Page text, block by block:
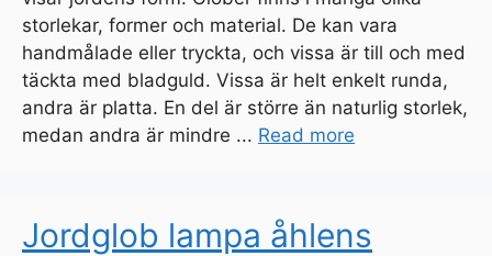
storlekar, former och material. De kan vara
handmålade eller tryckta, och vissa är till och med
täckta med bladguld. Vissa är helt enkelt runda,
andra är platta. En del är större än naturlig storlek,
medan andra är mindre ... Read more
Jordglob lampa åhlens